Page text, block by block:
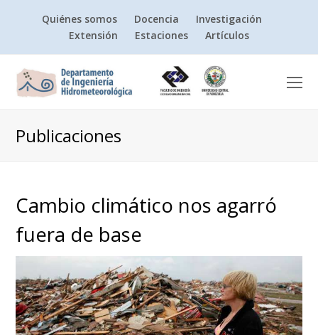
Quiénes somos Docencia
Investigación
Extensión
Estaciones Artículos
Publicaciones
Cambio climático nos agarró
fuera de base